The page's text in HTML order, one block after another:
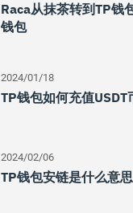
Raca从抹茶转到TP钱
钱包
2024/01/18
TP钱包如何充值USDT
2024/02/06
TP钱包安链是什么意思